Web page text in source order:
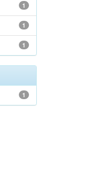
1
1
1
1